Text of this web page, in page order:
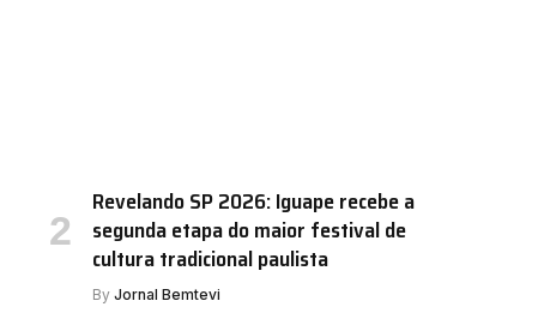
Revelando SP 2026: Iguape recebe a
segunda etapa do maior festival de
cultura tradicional paulista
By Jornal Bemtevi